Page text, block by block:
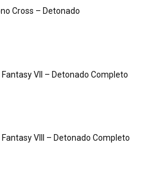
Cross – Detonado
Fantasy VII – Detonado Completo
Fantasy VIII – Detonado Completo